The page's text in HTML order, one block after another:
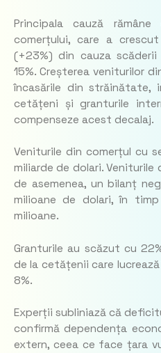
Principala cauză
comerțului, care a
(+23%) din cauza
15%. Creșterea veniturilor
încasările din străinătate,
cetățeni și granturile
compenseze acest decalaj.
Veniturile din comerțul cu
miliarde de dolari.
de asemenea, un bilanț
milioane de dolari, în
milioane.
Granturile au scăzut cu
de la cetățenii care
8%.
Experții subliniază că
confirmă dependența
extern, ceea ce face țara